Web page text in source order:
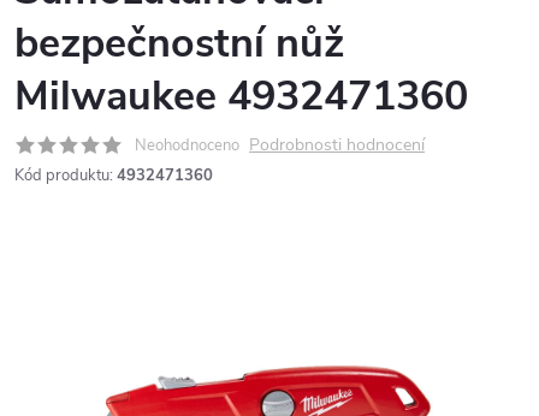
bezpečnostní nůž
Milwaukee 4932471360
Neohodnoceno Podrobnosti hodnocení
Kód produktu: 4932471360